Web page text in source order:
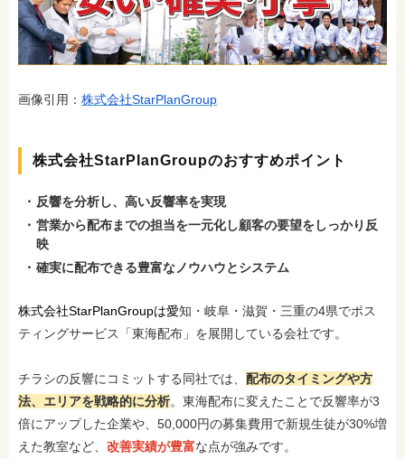
画像引用： 株式会社StarPlanGroup
株式会社StarPlanGroupのおすすめポイント
反響を分析し、高い反響率を実現
営業から配布までの担当を一元化し顧客の要望をしっかり反
映
確実に配布できる豊富なノウハウとシステム
株式会社StarPlanGroupは愛知・岐阜・滋賀・三重の4県でポス
ティングサービス「東海配布」を展開している会社です。
チラシの反響にコミットする同社では、 配布のタイミングや方
法、エリアを戦略的に分析。東海配布に変えたことで反響率が3
倍にアップした企業や、50,000円の募集費用で新規生徒が30%増
えた教室など、 改善実績が豊富な点が強みです。